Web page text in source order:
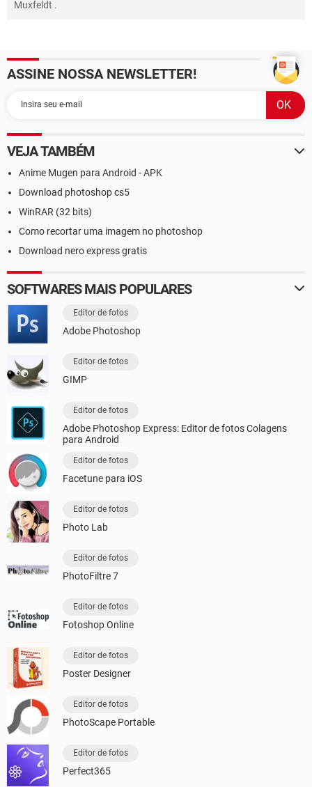
Muxfeldt .
ASSINE NOSSA NEWSLETTER!
VEJA TAMBÉM
Anime Mugen para Android - APK
Download photoshop cs5
WinRAR (32 bits)
Como recortar uma imagem no photoshop
Download nero express gratis
SOFTWARES MAIS POPULARES
Editor de fotos
Adobe Photoshop
Editor de fotos
GIMP
Editor de fotos
Adobe Photoshop Express: Editor de fotos Colagens
para Android
Editor de fotos
Facetune para iOS
Editor de fotos
Photo Lab
Editor de fotos
PhotoFiltre 7
Editor de fotos
Fotoshop Online
Editor de fotos
Poster Designer
Editor de fotos
PhotoScape Portable
Editor de fotos
Perfect365